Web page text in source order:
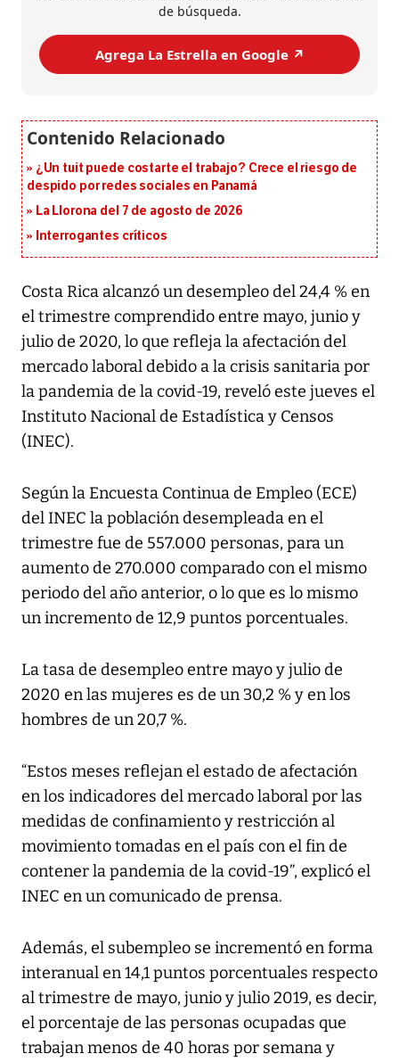
de búsqueda.
Agrega La Estrella en Google ↗️
¿Un tuit puede costarte el trabajo? Crece el riesgo de
despido por redes sociales en Panamá
La Llorona del 7 de agosto de 2026
Interrogantes críticos
Costa Rica alcanzó un desempleo del 24,4 % en
el trimestre comprendido entre mayo, junio y
julio de 2020, lo que refleja la afectación del
mercado laboral debido a la crisis sanitaria por
la pandemia de la covid-19, reveló este jueves el
Instituto Nacional de Estadística y Censos
(INEC).
Según la Encuesta Continua de Empleo (ECE)
del INEC la población desempleada en el
trimestre fue de 557.000 personas, para un
aumento de 270.000 comparado con el mismo
periodo del año anterior, o lo que es lo mismo
un incremento de 12,9 puntos porcentuales.
La tasa de desempleo entre mayo y julio de
2020 en las mujeres es de un 30,2 % y en los
hombres de un 20,7 %.
“Estos meses reflejan el estado de afectación
en los indicadores del mercado laboral por las
medidas de confinamiento y restricción al
movimiento tomadas en el país con el fin de
contener la pandemia de la covid-19”, explicó el
INEC en un comunicado de prensa.
Además, el subempleo se incrementó en forma
interanual en 14,1 puntos porcentuales respecto
al trimestre de mayo, junio y julio 2019, es decir,
el porcentaje de las personas ocupadas que
trabajan menos de 40 horas por semana y